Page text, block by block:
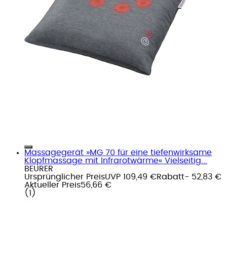
Massagegerät »MG 70 für eine tiefenwirksame
Klopfmassage mit Infrarotwärme« Vielseitig...
BEURER
Ursprünglicher PreisUVP 109,49 €Rabatt- 52,83 €
Aktueller Preis56,66 €
( 1 )